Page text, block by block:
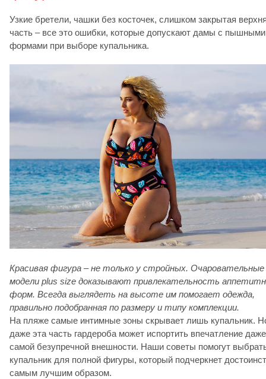
Узкие бретели, чашки без косточек, слишком закрытая
часть – все это ошибки, которые допускают дамы с пышными
формами при выборе купальника.
Красивая фигура – не только у стройных. Очаровательные
модели plus size доказывают привлекательность
форм. Всегда выглядеть на высоте им помогает одежда,
правильно подобранная по размеру и типу комплекции.
На пляже самые интимные зоны скрывает лишь купальник.
даже эта часть гардероба может испортить впечатление
самой безупречной внешности. Наши советы помогут
купальник для полной фигуры, который подчеркнет
самым лучшим образом.